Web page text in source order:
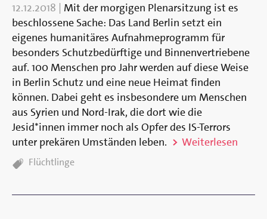
12.12.2018
Mit der morgigen Plenarsitzung ist es
beschlossene Sache: Das Land Berlin setzt ein
eigenes humanitäres Aufnahmeprogramm für
besonders Schutzbedürftige und Binnenvertriebene
auf. 100 Menschen pro Jahr werden auf diese Weise
in Berlin Schutz und eine neue Heimat finden
können. Dabei geht es insbesondere um Menschen
aus Syrien und Nord-Irak, die dort wie die
Jesid*innen immer noch als Opfer des IS-Terrors
unter prekären Umständen leben.
Weiterlesen
TAGS:
Flüchtlinge